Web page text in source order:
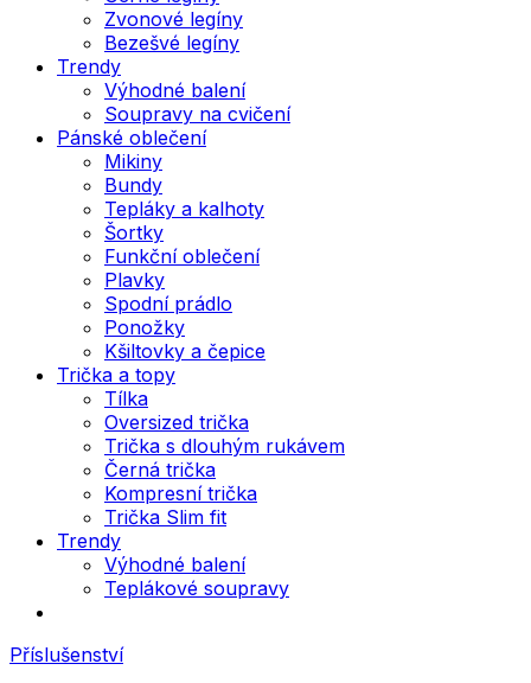
Zvonové legíny
Bezešvé legíny
Trendy
Výhodné balení
Soupravy na cvičení
Pánské oblečení
Mikiny
Bundy
Tepláky a kalhoty
Šortky
Funkční oblečení
Plavky
Spodní prádlo
Ponožky
Kšiltovky a čepice
Trička a topy
Tílka
Oversized trička
Trička s dlouhým rukávem
Černá trička
Kompresní trička
Trička Slim fit
Trendy
Výhodné balení
Teplákové soupravy
Příslušenství